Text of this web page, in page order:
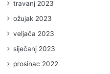
travanj 2023
ožujak 2023
veljača 2023
siječanj 2023
prosinac 2022